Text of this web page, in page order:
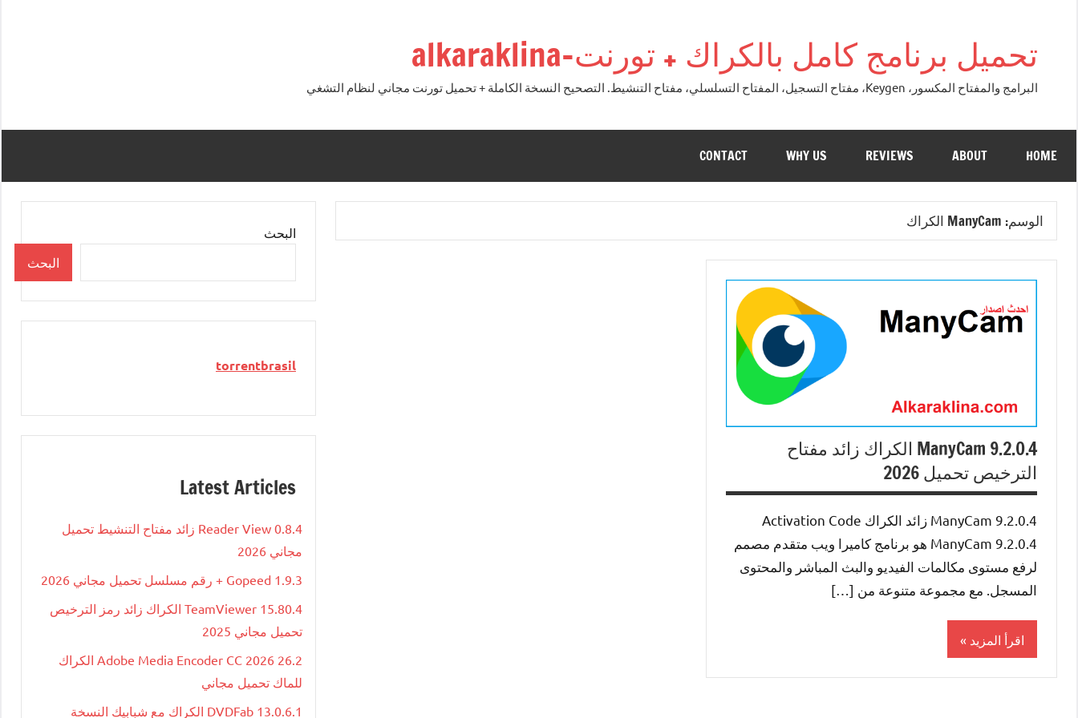
المحتوىتحميل برنامج كامل بالكراك + تورنت-alkaraklina
البرامج والمفتاح المكسور، Keygen، مفتاح التسجيل، المفتاح التسلسلي، مفتاح التنشيط. التصحيح النسخة الكاملة + تحميل تورنت مجاني لنظام التشغي
HOME
ABOUT
REVIEWS
WHY US
CONTACT
الوسم: ManyCam الكراك
ManyCam 9.2.0.4 الكراك زائد مفتاح
الترخيص تحميل 2026
ManyCam 9.2.0.4 زائد الكراك Activation Code
ManyCam 9.2.0.4 هو برنامج كاميرا ويب متقدم مصمم
لرفع مستوى مكالمات الفيديو والبث المباشر والمحتوى
المسجل. مع مجموعة متنوعة من […]
اقرأ المزيد
البحث
البحث
torrentbrasil
Latest Articles
Reader View 0.8.4 زائد مفتاح التنشيط تحميل
مجاني 2026
Gopeed 1.9.3 + رقم مسلسل تحميل مجاني 2026
TeamViewer 15.80.4 الكراك زائد رمز الترخيص
تحميل مجاني 2025
Adobe Media Encoder CC 2026 26.2 الكراك
للماك تحميل مجاني
DVDFab 13.0.6.1 الكراك مع شبابيك النسخة